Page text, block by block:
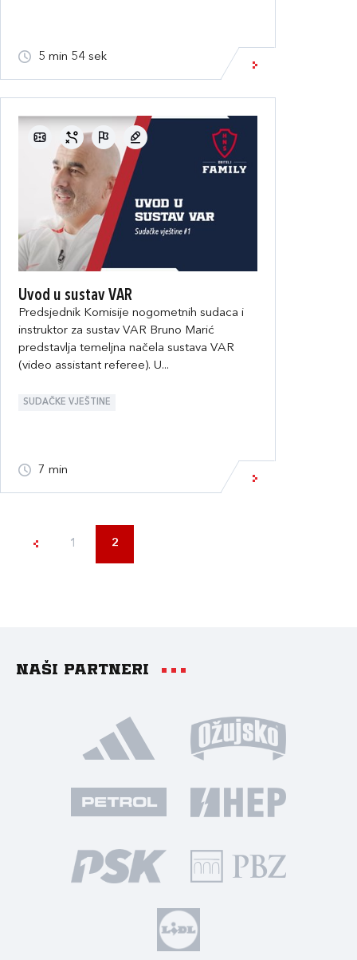
5 min 54 sek
Uvod u sustav VAR
Predsjednik Komisije nogometnih sudaca i
instruktor za sustav VAR Bruno Marić
predstavlja temeljna načela sustava VAR
(video assistant referee). U...
SUDAČKE VJEŠTINE
7 min
1 2
Naši partneri